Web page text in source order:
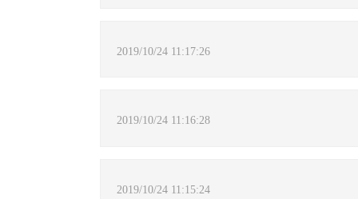
2019/10/24 11:17:26
2019/10/24 11:16:28
2019/10/24 11:15:24